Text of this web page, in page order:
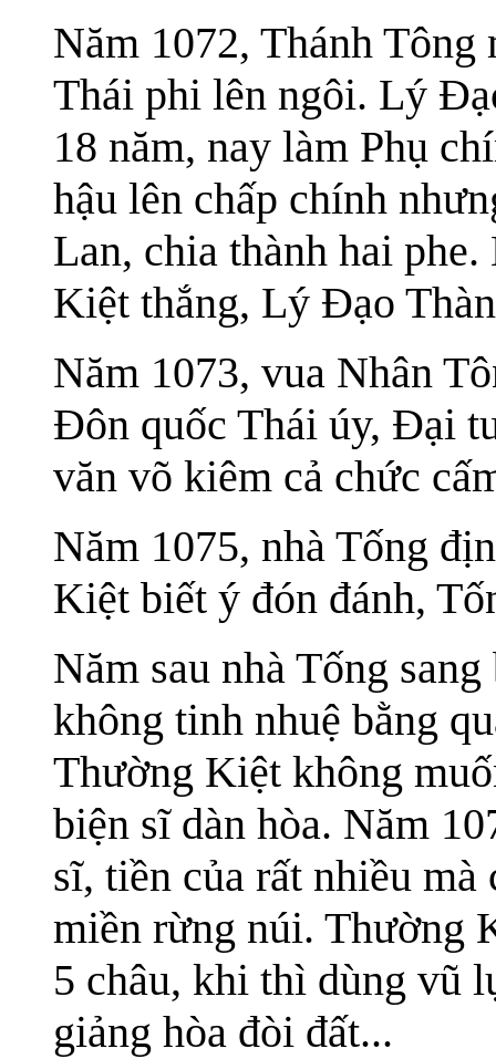
Năm 1072, Thánh
Thái phi lên ngôi. Lý
18 năm, nay làm Phụ
hậu lên chấp chính
Lan, chia thành hai
Kiệt thắng, Lý Đạo
Năm 1073, vua Nhân
Đôn quốc Thái úy, Đại
văn võ kiêm cả chức
Năm 1075, nhà Tống
Kiệt biết ý đón đánh,
Năm sau nhà Tống
không tinh nhuệ bằng
Thường Kiệt không
biện sĩ dàn hòa. Năm
sĩ, tiền của rất nhiều
miền rừng núi. Thường
5 châu, khi thì dùng vũ
giảng hòa đòi đất...